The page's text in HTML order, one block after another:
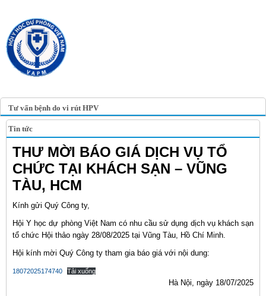
Tư vấn bệnh do vi rút HPV
Tin tức
THƯ MỜI BÁO GIÁ DỊCH VỤ TỔ
CHỨC TẠI KHÁCH SẠN – VŨNG
TÀU, HCM
Kính gửi Quý Công ty,
Hội Y học dự phòng Việt Nam có nhu cầu sử dụng dịch vụ khách sạn
tổ chức Hội thảo ngày 28/08/2025 tại Vũng Tàu, Hồ Chí Minh.
Hội kính mời Quý Công ty tham gia báo giá với nội dung:
18072025174740 Tải xuống
Hà Nội, ngày 18/07/2025